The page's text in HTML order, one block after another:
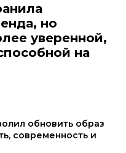
но
уверенной,
на
обновить образ
современность и